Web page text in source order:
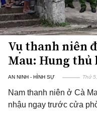
Vụ thanh niên
Mau: Hung thủ
AN NINH - HÌNH SỰ Thứ
Nam thanh niên ở Cà
nhậu ngay trước cửa